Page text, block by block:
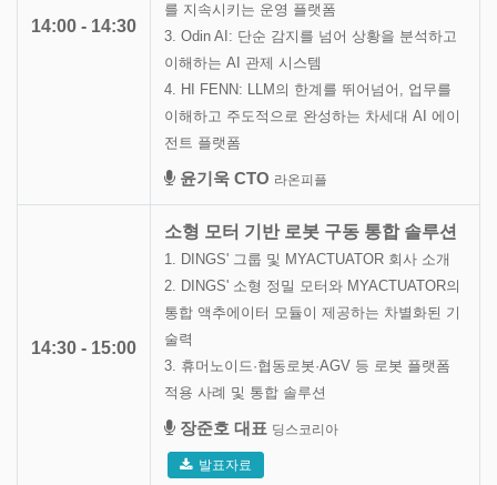
14:00 - 14:30
를 지속시키는 운영 플랫폼
3. Odin AI: 단순 감지를 넘어 상황을 분석하고
이해하는 AI 관제 시스템
4. HI FENN: LLM의 한계를 뛰어넘어, 업무를
이해하고 주도적으로 완성하는 차세대 AI 에이
전트 플랫폼
윤기욱 CTO 라온피플
14:30 - 15:00
소형 모터 기반 로봇 구동 통합 솔루션
1. DINGS' 그룹 및 MYACTUATOR 회사 소개
2. DINGS' 소형 정밀 모터와 MYACTUATOR의
통합 액추에이터 모듈이 제공하는 차별화된 기
술력
3. 휴머노이드·협동로봇·AGV 등 로봇 플랫폼
적용 사례 및 통합 솔루션
장준호 대표 딩스코리아
발표자료